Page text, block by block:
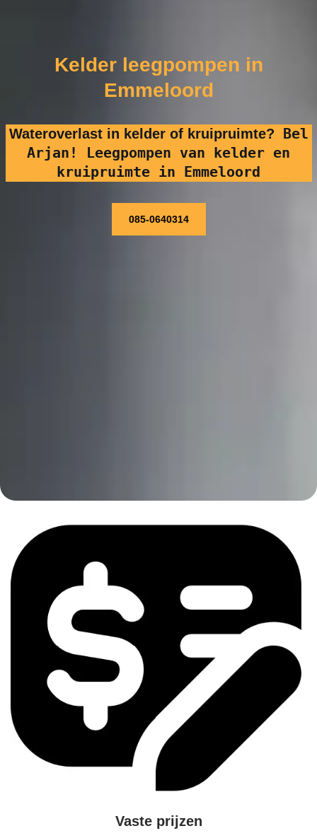
Kelder leegpompen in
Emmeloord
Wateroverlast in kelder of kruipruimte?
Bel
Arjan! Leegpompen van kelder en
kruipruimte in Emmeloord
085-0640314
Vaste prijzen